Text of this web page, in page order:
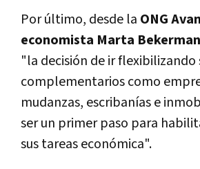
Por último, desde la ONG
economista Marta Bekerman
"la decisión de ir flexibilizando
complementarios como
mudanzas, escribanías e
ser un primer paso para
sus tareas económica".